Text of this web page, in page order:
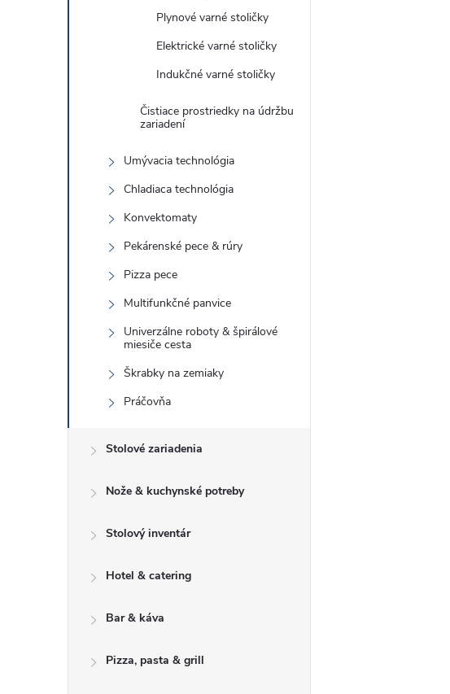
Plynové varné stoličky
Elektrické varné stoličky
Indukčné varné stoličky
Čistiace prostriedky na údržbu
zariadení
Umývacia technológia
Chladiaca technológia
Konvektomaty
Pekárenské pece & rúry
Pizza pece
Multifunkčné panvice
Univerzálne roboty & špirálové
miesiče cesta
Škrabky na zemiaky
Práčovňa
Stolové zariadenia
Nože & kuchynské potreby
Stolový inventár
Hotel & catering
Bar & káva
Pizza, pasta & grill